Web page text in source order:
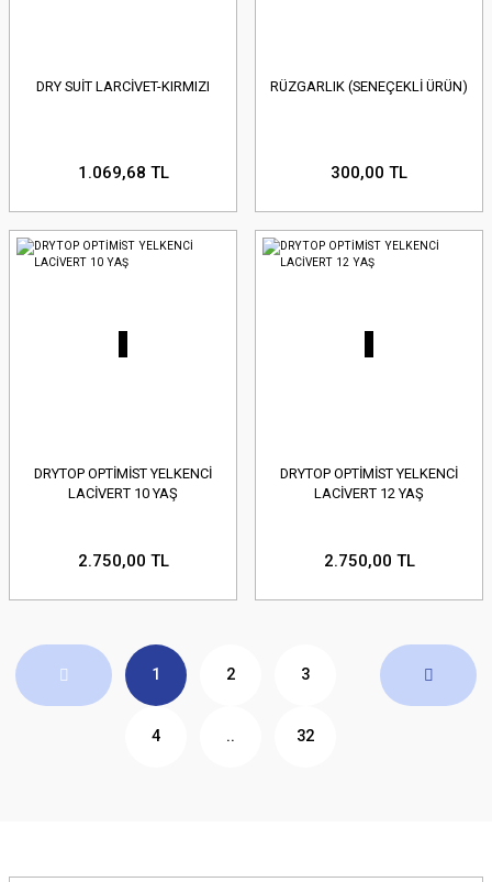
DRY SUİT LARCİVET-KIRMIZI
1.069,68 TL
RÜZGARLIK (SENEÇEKLİ ÜRÜN)
300,00 TL
DRYTOP OPTİMİST YELKENCİ
LACİVERT 10 YAŞ
2.750,00 TL
DRYTOP OPTİMİST YELKENCİ
LACİVERT 12 YAŞ
2.750,00 TL
1 2 3
4 .. 32